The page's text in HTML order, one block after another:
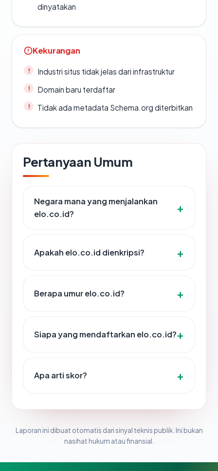
dinyatakan
Kekurangan
Industri situs tidak jelas dari infrastruktur
Domain baru terdaftar
Tidak ada metadata Schema.org diterbitkan
Pertanyaan Umum
Negara mana yang menjalankan
elo.co.id?
Apakah elo.co.id dienkripsi?
Berapa umur elo.co.id?
Siapa yang mendaftarkan elo.co.id?
Apa arti skor?
Laporan ini dibuat otomatis dari sinyal teknis publik. Ini bukan
nasihat hukum atau finansial.